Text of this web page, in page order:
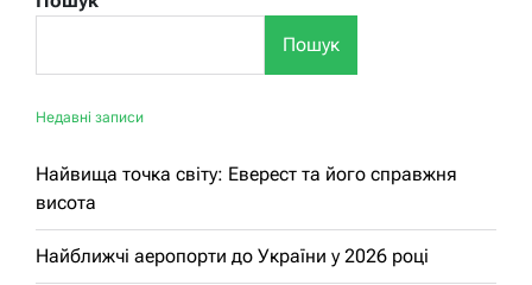
Пошук
Недавні записи
Найвища точка світу: Еверест та його справжня
висота
Найближчі аеропорти до України у 2026 році